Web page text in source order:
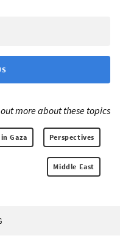
more about these topics:
Perspectives
Gaza!
Middle East